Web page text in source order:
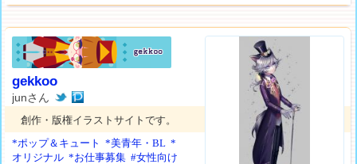
gekkoo
junさん
創作・版権イラストサイトです。
*ポップ＆キュート
*美青年・BL *
オリジナル *お仕事募集 #女性向け